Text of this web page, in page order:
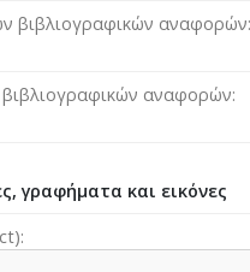
βιβλιογραφικών αναφορών
αναφορών
γραφήματα και εικόνες